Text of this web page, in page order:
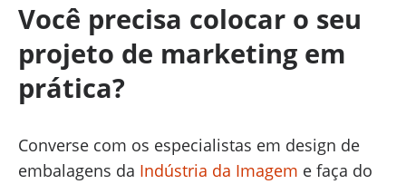
Você precisa colocar o seu
projeto de marketing em
prática?
Converse com os especialistas em design de
embalagens da Indústria da Imagem e faça do